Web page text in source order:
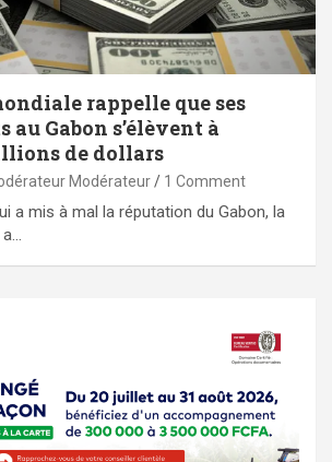
rappelle que ses
au Gabon s’élèvent à
de dollars
Modérateur 1 Comment
a mis à mal la réputation du Gabon, la